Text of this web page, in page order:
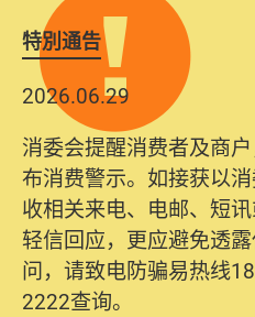
特別通告
2026.06.29
消委会提醒消费者及商
布消费警示。如接获以
收相关来电、电邮、短
轻信回应，更应避免透
问，请致电防骗易热线
2222查询。